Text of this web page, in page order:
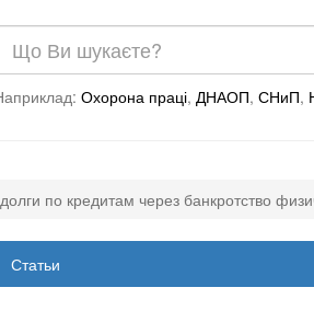
Охорона праці, ДНАОП, СНиП,
по кредитам через банкротство
Статьи